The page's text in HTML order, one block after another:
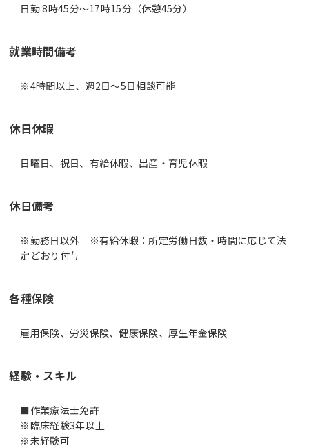
日勤 8時45分〜17時15分（休憩45分）
就業時間備考
休日休暇
日曜日、祝日、有給休暇、出産・育児休暇
休日備考
※勤務日以外 ※有給休暇：所定労働日数・時間に応じて法
定どおり付与
各種保険
雇用保険、労災保険、健康保険、厚生年金保険
経験・スキル
■作業療法士免許
※臨床経験3年以上
※未経験可